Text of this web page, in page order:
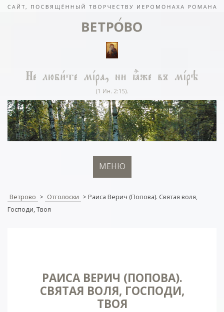
МЕНЮ
Ветрово > Отголоски > Раиса Верич (Попова). Святая воля,
Господи, Твоя
РАИСА ВЕРИЧ (ПОПОВА).
СВЯТАЯ ВОЛЯ, ГОСПОДИ,
ТВОЯ